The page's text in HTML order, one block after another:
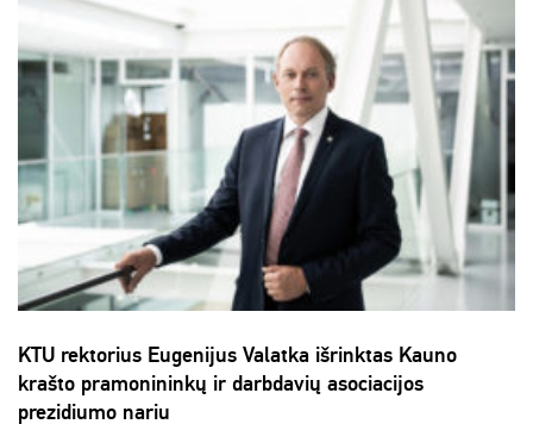
KTU rektorius Eugenijus Valatka išrinktas Kauno
krašto pramonininkų ir darbdavių asociacijos
prezidiumo nariu